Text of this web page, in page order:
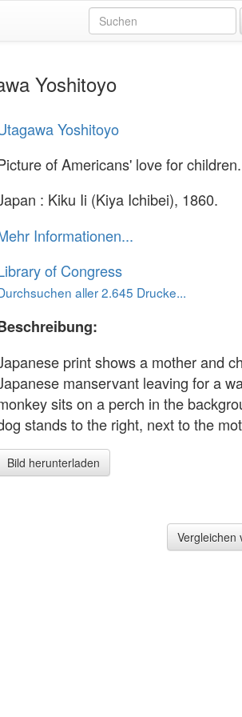
Yoshitoyo
Yoshitoyo
of Americans' love for children.
: Kiku Ii (Kiya Ichibei), 1860.
Informationen...
of Congress
aller 2.645 Drucke...
print shows a mother and
manservant leaving for a
sits on a perch in the
stands to the right, next to the
Bild herunterladen
Vergleichen